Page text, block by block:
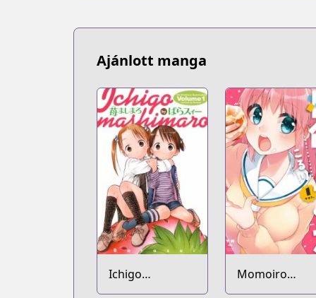
Ajánlott manga
Ichigo
Mashimaro
Momoiro
Trance